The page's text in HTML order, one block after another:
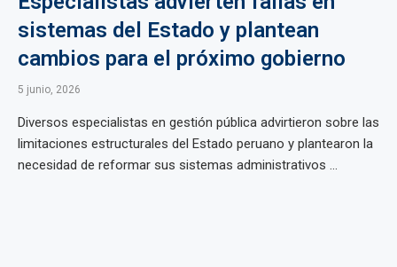
sistemas del Estado y plantean
cambios para el próximo gobierno
5 junio, 2026
Diversos especialistas en gestión pública advirtieron sobre las
limitaciones estructurales del Estado peruano y plantearon la
necesidad de reformar sus sistemas administrativos ...